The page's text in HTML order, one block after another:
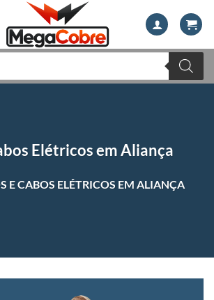
Elétricos em Aliança
E CABOS ELÉTRICOS EM ALIANÇA